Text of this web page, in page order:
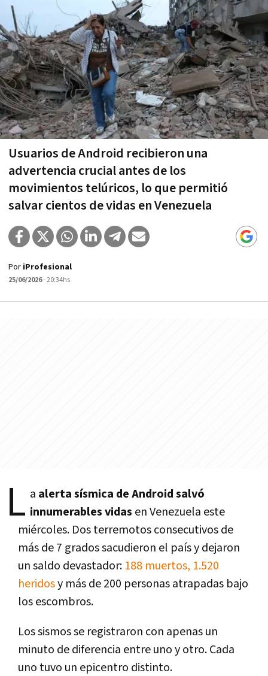
Usuarios de Android recibieron una
advertencia crucial antes de los
movimientos telúricos, lo que permitió
salvar cientos de vidas en Venezuela
Por iProfesional
25/06/2026- 20:34hs
L a alerta sísmica de Android salvó
innumerables vidas en Venezuela este
miércoles. Dos terremotos consecutivos de
más de 7 grados sacudieron el país y dejaron
un saldo devastador: 188 muertos, 1.520
heridosy más de 200 personas atrapadas bajo
los escombros.
Los sismos se registraron con apenas un
minuto de diferencia entre uno y otro. Cada
uno tuvo un epicentro distinto.